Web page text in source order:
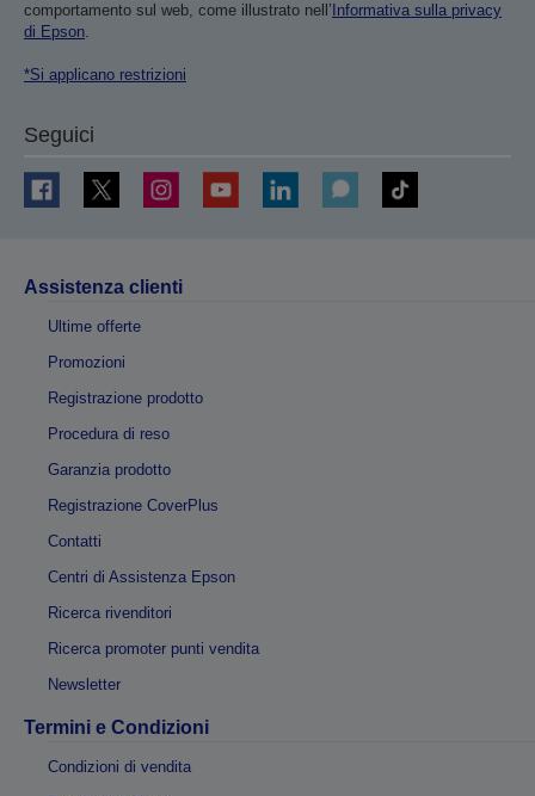
comportamento sul web, come illustrato nell’ Informativa sulla privacy
di Epson.
*Si applicano restrizioni
Seguici
Assistenza clienti
Ultime offerte
Promozioni
Registrazione prodotto
Procedura di reso
Garanzia prodotto
Registrazione CoverPlus
Contatti
Centri di Assistenza Epson
Ricerca rivenditori
Ricerca promoter punti vendita
Newsletter
Termini e Condizioni
Condizioni di vendita